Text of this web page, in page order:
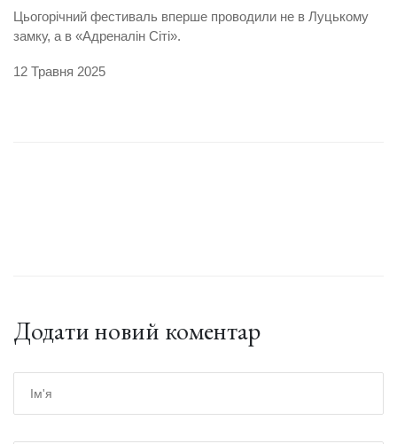
Цьогорічний фестиваль вперше проводили не в Луцькому
замку, а в «Адреналін Сіті».
12 Травня 2025
Додати новий коментар